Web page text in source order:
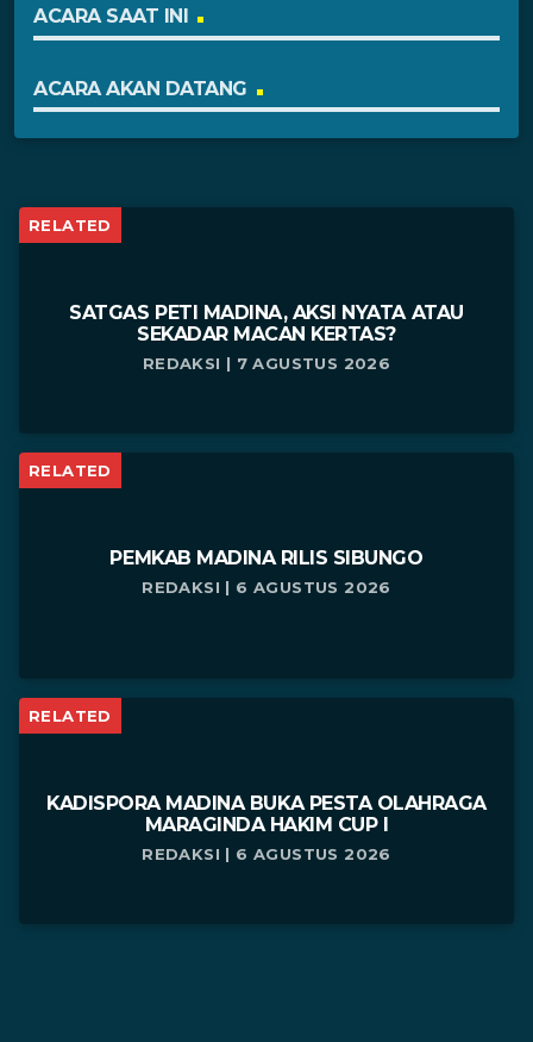
ACARA SAAT INI
ACARA AKAN DATANG
RELATED
SATGAS PETI MADINA, AKSI NYATA ATAU
SEKADAR MACAN KERTAS?
REDAKSI | 7 AGUSTUS 2026
RELATED
PEMKAB MADINA RILIS SIBUNGO
REDAKSI | 6 AGUSTUS 2026
RELATED
KADISPORA MADINA BUKA PESTA OLAHRAGA
MARAGINDA HAKIM CUP I
REDAKSI | 6 AGUSTUS 2026